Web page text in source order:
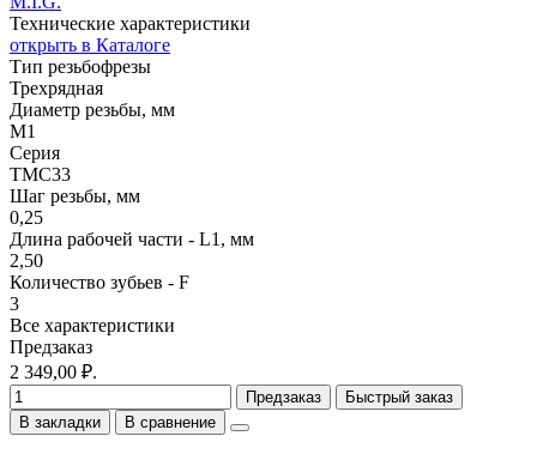
Технические характеристики
открыть в Каталоге
Тип резьбофрезы
Трехрядная
Диаметр резьбы, мм
M1
Серия
TMС33
Шаг резьбы, мм
0,25
Длина рабочей части - L1, мм
2,50
Количество зубьев - F
3
Все характеристики
Предзаказ
2 349,00 ₽.
Предзаказ
Быстрый заказ
В закладки
В сравнение